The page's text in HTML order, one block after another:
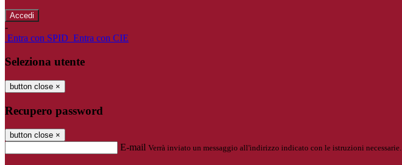
-
Entra con SPID Entra con CIE
Seleziona utente
button close ×
Recupero password
button close ×
E-mail Verrà inviato un messaggio all'indirizzo indicato con le istruzioni necessarie.